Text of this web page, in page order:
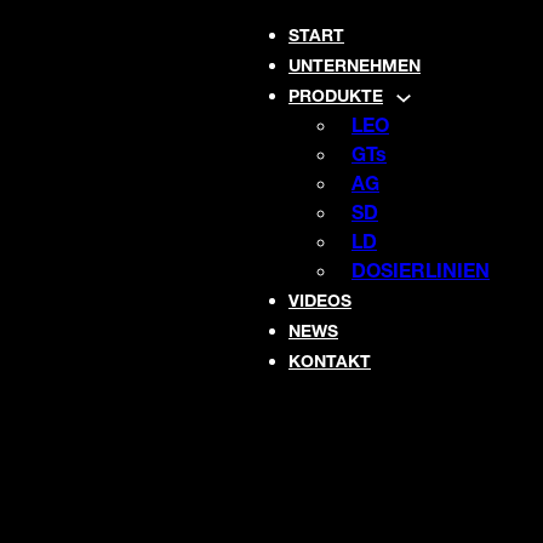
START
UNTERNEHMEN
PRODUKTE
LEO
GTs
AG
SD
LD
DOSIERLINIEN
VIDEOS
NEWS
KONTAKT